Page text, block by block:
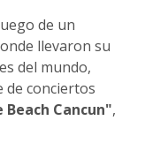
de un
llevaron su
del mundo,
de conciertos
Cancun",